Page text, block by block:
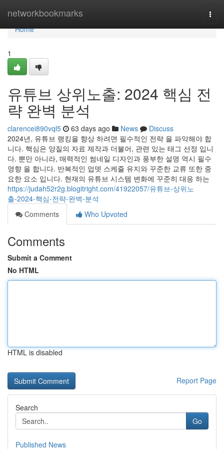
networkbookmarks
Home
Home
1
유튜브 상위노출: 2024 핵심 전
략 완벽 분석
clarencei890vql5 63 days ago News
Discuss
2024년, 유튜브 랭킹을 향상 하려면 필수적인 전략 을 파악해야 합
니다. 핵심은 양질의 자료 제작과 더불어, 관련 있는 태그 선정 입니
다. 뿐만 아니라, 매력적인 썸네일 디자인과 풍부한 설명 역시 필수
영향 을 합니다. 반복적인 업뎃 스케줄 유지와 꾸준한 교류 또한 중
요한 요소 입니다. 현재의 유튜브 시스템 변화에 꾸준히 대응 하는
https://judah52r2g.blogitright.com/41922057/유튜브-상위노
출-2024-핵심-전략-완벽-분석
Comments
Who Upvoted
Comments
Submit a Comment
No HTML
HTML is disabled
Report Page
Search
Go
Published News